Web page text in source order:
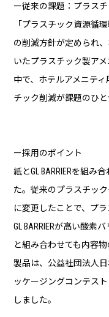
ー従来の課題：プラス
「プラスチック資源循
の削減方針が定められ
いたプラスチック製ア
中で、ホテルアメニテ
チック削減が課題のひと
ー採用のポイント
紙とGL BARRIERを組み
た。従来のプラスチッ
に変更したことで、プ
GL BARRIERが高い酸素
と組み合わせても内容
製品は、公益社団法人
ッケージングコンテス
しました。